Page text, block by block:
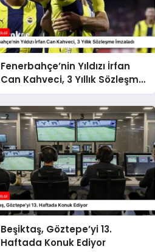
Fenerbahçe’nin Yıldızı İrfan
Can Kahveci, 3 Yıllık Sözleşme
İmzaladı
Beşiktaş, Göztepe’yi 13.
Haftada Konuk Ediyor